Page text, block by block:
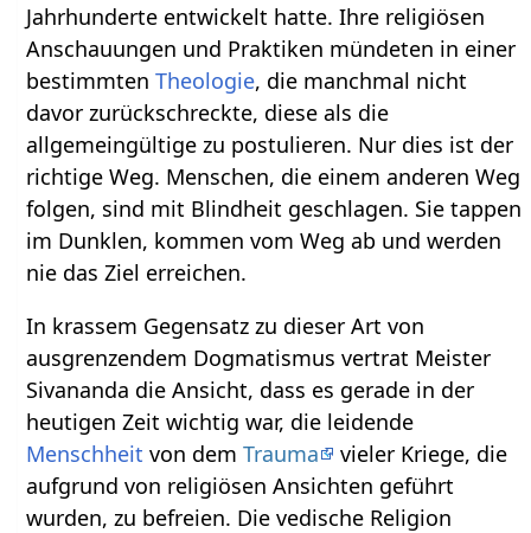
Jahrhunderte entwickelt hatte. Ihre religiösen
Anschauungen und Praktiken mündeten in einer
bestimmtenTheologie, die manchmal nicht
davor zurückschreckte, diese als die
allgemeingültige zu postulieren. Nur dies ist der
richtige Weg. Menschen, die einem anderen Weg
folgen, sind mit Blindheit geschlagen. Sie tappen
im Dunklen, kommen vom Weg ab und werden
nie das Ziel erreichen.
In krassem Gegensatz zu dieser Art von
ausgrenzendem Dogmatismus vertrat Meister
Sivananda die Ansicht, dass es gerade in der
heutigen Zeit wichtig war, die leidende
Menschheit von demTrauma
vieler Kriege, die
aufgrund von religiösen Ansichten geführt
wurden, zu befreien. Die vedische Religion